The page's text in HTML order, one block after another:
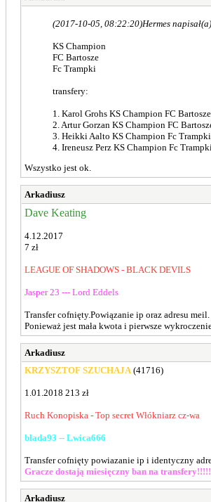
(2017-10-05, 08:22:20)Hermes
KS Champion
FC Bartosze
Fc Trampki
transfery:
1. Karol Grohs KS Champion FC
2. Artur Gorzan KS Champion FC
3. Heikki Aalto KS Champion Fc
4. Ireneusz Perz KS Champion Fc
Wszystko jest ok.
Arkadiusz
Dave Keating
4.12.2017
7 zł
LEAGUE OF SHADOWS - BLACK DEVILS
Jasper 23 --- Lord Eddels
Transfer cofnięty.Powiązanie ip oraz adresu meil.
Ponieważ jest mała kwota i pierwsze
Arkadiusz
KRZYSZTOF SZUCHAJA (41716)
1.01.2018 213 zł
Ruch Konopiska - Top secret Włókniarz cz-wa
blada93 -- Lwica666
Transfer cofnięty powiazanie ip i identyczny
Gracze dostają miesięczny ban na transfery!!!!!
Arkadiusz